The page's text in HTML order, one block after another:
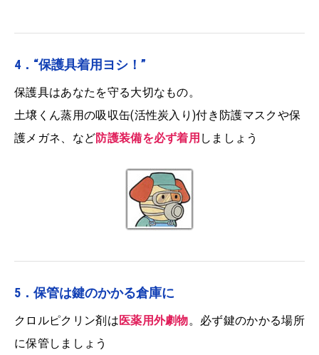
4．“保護具着用ヨシ！”
保護具はあなたを守る大切なもの。
土壌くん蒸用の吸収缶(活性炭入り)付き防護マスクや保
護メガネ、など防護装備を必ず着用 しましょう
5．保管は鍵のかかる倉庫に
クロルピクリン剤は医薬用外劇物。必ず鍵のかかる場所
に保管しましょう